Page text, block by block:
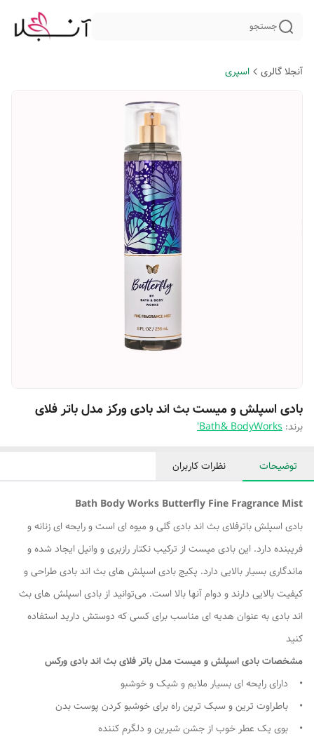
جستجو
آنجلا گالری اسپری
بادی اسپلش و میست بث اند بادی ورکز مدل باتر فلای
برند: Bath& BodyWorks'
توضیحات نظرات کاربران
Bath Body Works Butterfly Fine Fragrance Mist
بادی اسپلش باترفلای بث اند بادی گلی و میوه ای است و رایحه ای زنانه و
فریبنده دارد. این بادی میست از ترکیب نکتار رازبری و وانیل ایجاد شده و
ماندگاری بسیار بالایی دارد. پکیج بادی اسپلش های بث اند بادی طراحی و
کیفیت بالایی دارند و دوام آنها بالا است. می‌توانید از بادی اسپلش های بث
اند بادی به عنوان هدیه ای مناسب برای کسی که دوستش دارید استفاده
کنید
مشخصاتبادی اسپلش و میست مدل باتر فلای بث اند بادی ورکس
• دارای رایحه ای بسیار ملایم و شیک و خوشبو
• باطراوت ترین و سبک ترین راه برای خوشبو کردن پوست بدن
• بوی یک عطر خوب از جشن شیرین و دلگرم کننده